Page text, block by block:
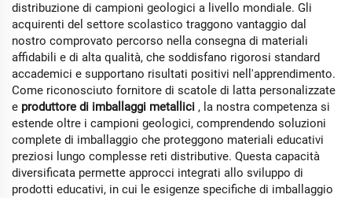
distribuzione di campioni geologici a livello mondiale. Gli
acquirenti del settore scolastico traggono vantaggio dal
nostro comprovato percorso nella consegna di materiali
affidabili e di alta qualità, che soddisfano rigorosi standard
accademici e supportano risultati positivi nell'apprendimento.
Come riconosciuto fornitore di scatole di latta personalizzate
e produttore di imballaggi metallici , la nostra competenza si
estende oltre i campioni geologici, comprendendo soluzioni
complete di imballaggio che proteggono materiali educativi
preziosi lungo complesse reti distributive. Questa capacità
diversificata permette approcci integrati allo sviluppo di
prodotti educativi, in cui le esigenze specifiche di imballaggio